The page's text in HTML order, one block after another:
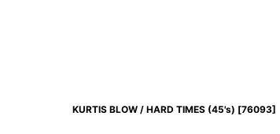
KURTIS BLOW / HARD TIMES (45's) [76093]